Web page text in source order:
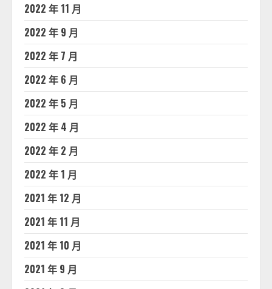
2022 年 11 月
2022 年 9 月
2022 年 7 月
2022 年 6 月
2022 年 5 月
2022 年 4 月
2022 年 2 月
2022 年 1 月
2021 年 12 月
2021 年 11 月
2021 年 10 月
2021 年 9 月